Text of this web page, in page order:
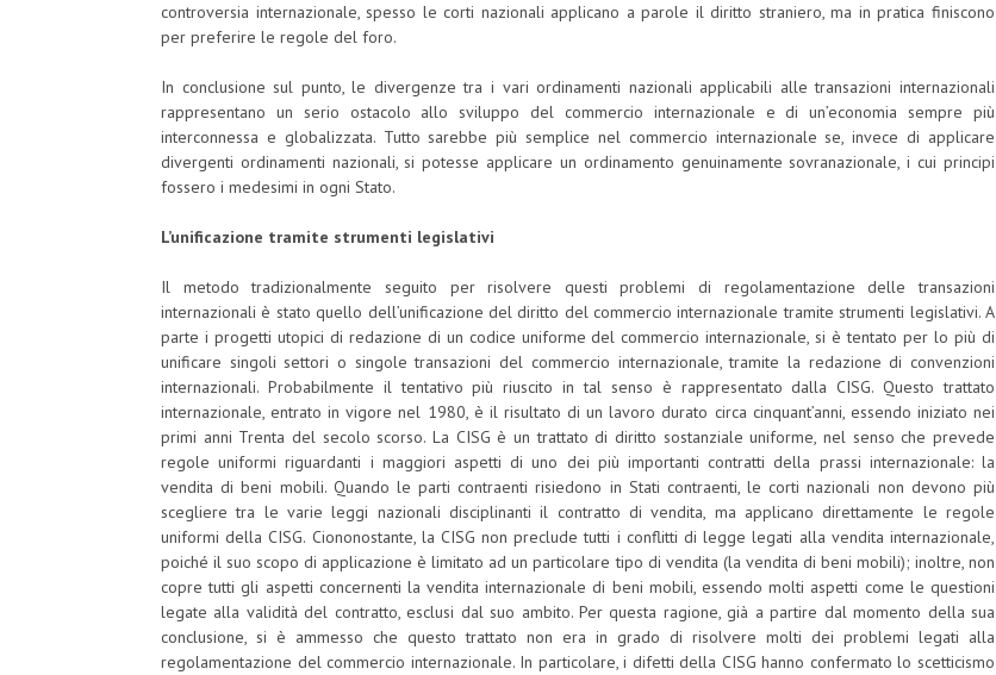
controversia internazionale, spesso le corti nazionali applicano a parole il diritto straniero, ma in pratica finiscono
per preferire le regole del foro.
In conclusione sul punto, le divergenze tra i vari ordinamenti nazionali applicabili alle transazioni internazionali
rappresentano un serio ostacolo allo sviluppo del commercio internazionale e di un’economia sempre più
interconnessa e globalizzata. Tutto sarebbe più semplice nel commercio internazionale se, invece di applicare
divergenti ordinamenti nazionali, si potesse applicare un ordinamento genuinamente sovranazionale, i cui principi
fossero i medesimi in ogni Stato.
L’unificazione tramite strumenti legislativi
Il metodo tradizionalmente seguito per risolvere questi problemi di regolamentazione delle transazioni
internazionali è stato quello dell’unificazione del diritto del commercio internazionale tramite strumenti legislativi. A
parte i progetti utopici di redazione di un codice uniforme del commercio internazionale, si è tentato per lo più di
unificare singoli settori o singole transazioni del commercio internazionale, tramite la redazione di convenzioni
internazionali. Probabilmente il tentativo più riuscito in tal senso è rappresentato dalla CISG. Questo trattato
internazionale, entrato in vigore nel 1980, è il risultato di un lavoro durato circa cinquant’anni, essendo iniziato nei
primi anni Trenta del secolo scorso. La CISG è un trattato di diritto sostanziale uniforme, nel senso che prevede
regole uniformi riguardanti i maggiori aspetti di uno dei più importanti contratti della prassi internazionale: la
vendita di beni mobili. Quando le parti contraenti risiedono in Stati contraenti, le corti nazionali non devono più
scegliere tra le varie leggi nazionali disciplinanti il contratto di vendita, ma applicano direttamente le regole
uniformi della CISG. Ciononostante, la CISG non preclude tutti i conflitti di legge legati alla vendita internazionale,
poiché il suo scopo di applicazione è limitato ad un particolare tipo di vendita (la vendita di beni mobili); inoltre, non
copre tutti gli aspetti concernenti la vendita internazionale di beni mobili, essendo molti aspetti come le questioni
legate alla validità del contratto, esclusi dal suo ambito. Per questa ragione, già a partire dal momento della sua
conclusione, si è ammesso che questo trattato non era in grado di risolvere molti dei problemi legati alla
regolamentazione del commercio internazionale. In particolare, i difetti della CISG hanno confermato lo scetticismo